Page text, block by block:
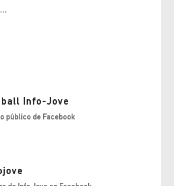
Info-Jove
público de Facebook